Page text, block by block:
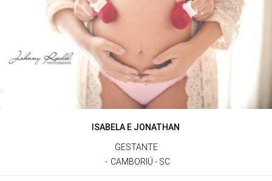
ISABELA E JONATHAN
GESTANTE
CAMBORIÚ - SC